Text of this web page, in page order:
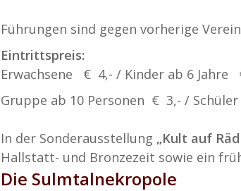
Führungen sind gegen vorherige
Eintrittspreis:
Erwachsene € 4,- / Kinder ab 6
Gruppe ab 10 Personen € 3,- /
In der Sonderausstellung „Kult auf
Hallstatt- und Bronzezeit sowie ein
Die Sulmtalnekropole